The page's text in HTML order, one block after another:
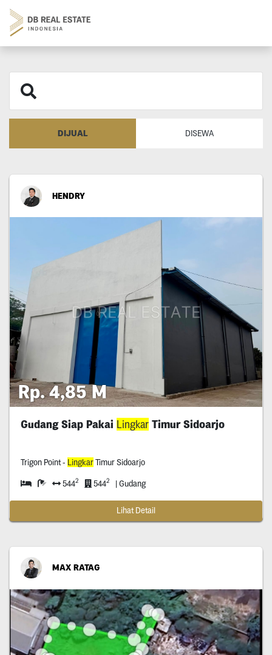
DIJUAL DISEWA
HENDRY
Rp. 4,85 M
Gudang Siap Pakai LingkarTimur Sidoarjo
Trigon Point - LingkarTimur Sidoarjo
5442 5442 | Gudang
Lihat Detail
MAX RATAG